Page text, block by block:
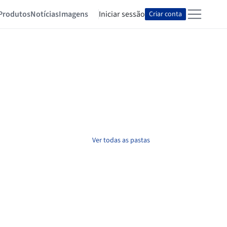
NotíciasImagens Iniciar sessão Criar conta
Ver todas as pastas